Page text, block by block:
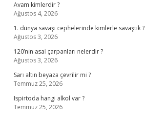
Avam kimlerdir ?
Ağustos 4, 2026
1. dünya savaşı cephelerinde kimlerle savaştık ?
Ağustos 3, 2026
120’nin asal çarpanları nelerdir ?
Ağustos 3, 2026
Sarı altın beyaza çevrilir mi ?
Temmuz 25, 2026
Ispirtoda hangi alkol var ?
Temmuz 25, 2026